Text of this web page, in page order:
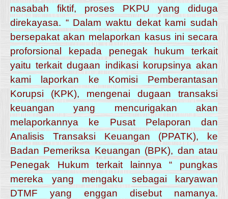
nasabah fiktif, proses PKPU yang diduga
direkayasa. “ Dalam waktu dekat kami sudah
bersepakat akan melaporkan kasus ini secara
proforsional kepada penegak hukum terkait
yaitu terkait dugaan indikasi korupsinya akan
kami laporkan ke Komisi Pemberantasan
Korupsi (KPK), mengenai dugaan transaksi
keuangan yang mencurigakan akan
melaporkannya ke Pusat Pelaporan dan
Analisis Transaksi Keuangan (PPATK), ke
Badan Pemeriksa Keuangan (BPK), dan atau
Penegak Hukum terkait lainnya “ pungkas
mereka yang mengaku sebagai karyawan
DTMF yang enggan disebut namanya.